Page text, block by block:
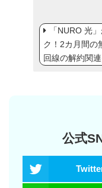
「NURO 光
ク！2カ月間の
回線の解約関
公式